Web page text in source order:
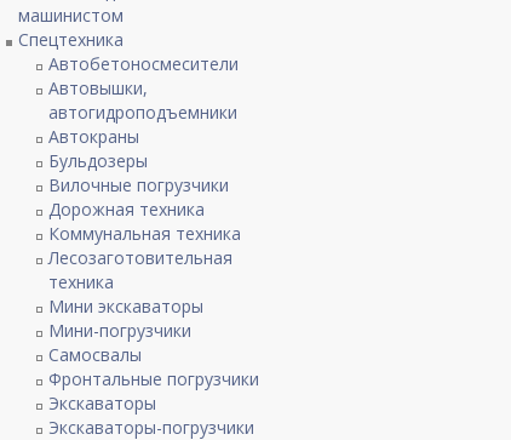
машинистом
Спецтехника
Автобетоносмесители
Автовышки,
автогидроподъемники
Автокраны
Бульдозеры
Вилочные погрузчики
Дорожная техника
Коммунальная техника
Лесозаготовительная
техника
Мини экскаваторы
Мини-погрузчики
Самосвалы
Фронтальные погрузчики
Экскаваторы
Экскаваторы-погрузчики